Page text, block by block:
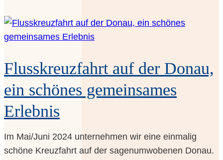
x
t
s
­
c
e
Fluss­kreuz­fahrt auf der Donau,
ein schö­nes gemein­sa­mes
Erlebnis
Im Mai/Juni 2024 unter­neh­men wir eine ein­ma­lig
schö­ne Kreuz­fahrt auf der sagen­um­wo­be­nen Donau.